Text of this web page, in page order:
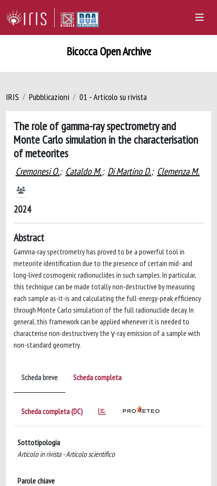
Bicocca Open Archive
IRIS Pubblicazioni 01 - Articolo su rivista
The role of gamma-ray spectrometry and
Monte Carlo simulation in the characterisation
of meteorites
Cremonesi O.; Cataldo M.; Di Martino D.; Clemenza M.
2024
Abstract
Gamma-ray spectrometry has proved to be a powerful tool in
meteorite identification due to the presence of certain mid- and
long-lived cosmogenic radionuclides in such samples. In particular,
this technique can be made totally non-destructive by measuring
each sample as-it-is and calculating the full-energy-peak efficiency
through Monte Carlo simulation of the full radionuclide decay. In
general, this framework can be applied whenever it is needed to
characterise non-destructivery the γ-ray emission of a sample with
non-standard geometry.
Scheda breve Scheda completa
Scheda completa (DC)
Sottotipologia
Articolo in rivista - Articolo scientifico
Parole chiave